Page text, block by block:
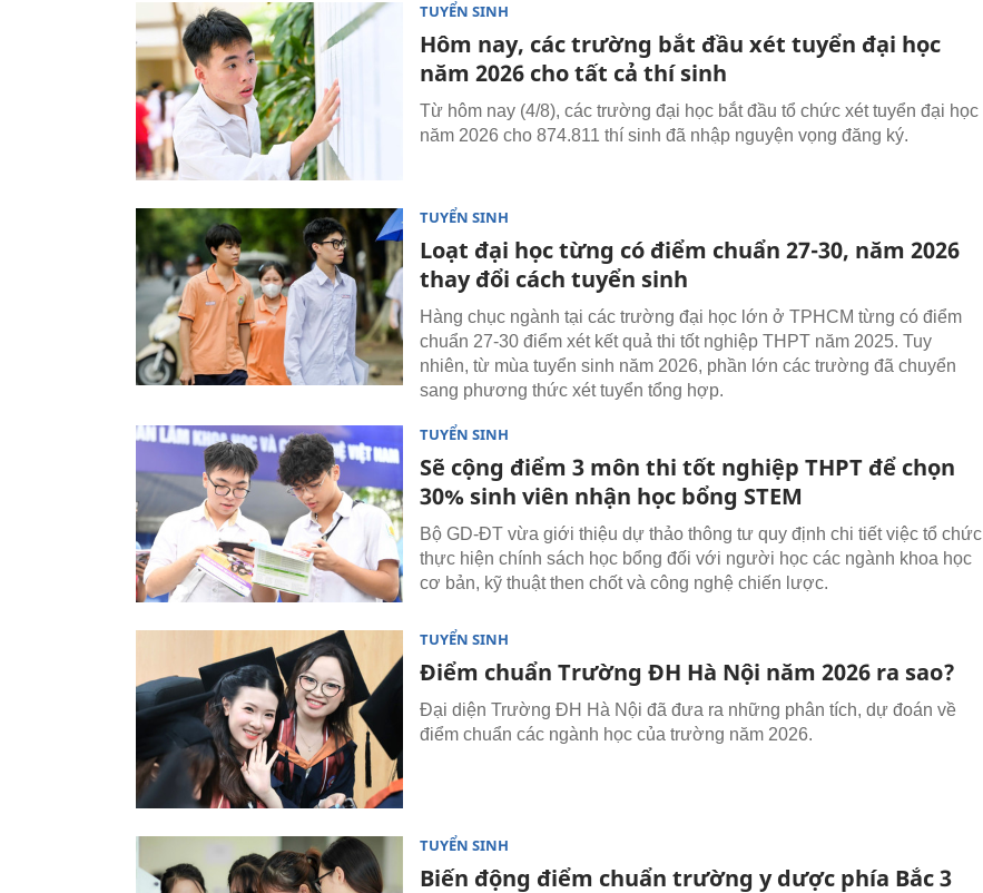
TUYỂN SINH
Hôm nay, các trường bắt đầu xét tuyển đại học
năm 2026 cho tất cả thí sinh
Từ hôm nay (4/8), các trường đại học bắt đầu tổ chức xét tuyển đại học
năm 2026 cho 874.811 thí sinh đã nhập nguyện vọng đăng ký.
TUYỂN SINH
Loạt đại học từng có điểm chuẩn 27-30, năm 2026
thay đổi cách tuyển sinh
Hàng chục ngành tại các trường đại học lớn ở TPHCM từng có điểm
chuẩn 27-30 điểm xét kết quả thi tốt nghiệp THPT năm 2025. Tuy
nhiên, từ mùa tuyển sinh năm 2026, phần lớn các trường đã chuyển
sang phương thức xét tuyển tổng hợp.
TUYỂN SINH
Sẽ cộng điểm 3 môn thi tốt nghiệp THPT để chọn
30% sinh viên nhận học bổng STEM
Bộ GD-ĐT vừa giới thiệu dự thảo thông tư quy định chi tiết việc tổ chức
thực hiện chính sách học bổng đối với người học các ngành khoa học
cơ bản, kỹ thuật then chốt và công nghệ chiến lược.
TUYỂN SINH
Điểm chuẩn Trường ĐH Hà Nội năm 2026 ra sao?
Đại diện Trường ĐH Hà Nội đã đưa ra những phân tích, dự đoán về
điểm chuẩn các ngành học của trường năm 2026.
TUYỂN SINH
Biến động điểm chuẩn trường y dược phía Bắc 3